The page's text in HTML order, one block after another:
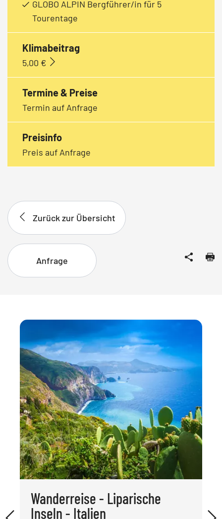
GLOBO ALPIN Bergführer/in für 5
Tourentage
Klimabeitrag
5,00 €
Termine & Preise
Termin auf Anfrage
Preisinfo
Preis auf Anfrage
Zurück zur Übersicht
Anfrage
Wanderreise - Liparische
Inseln - Italien